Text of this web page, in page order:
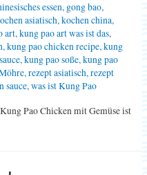
essen, gong bao,
asiatisch,kochen china,
art,kung pao art was ist das,
,kung pao chicken recipe,kung
,kung pao soße,kung pao
,rezept asiatisch,rezept
sauce,was ist Kung Pao
Pao Chicken mit Gemüse ist